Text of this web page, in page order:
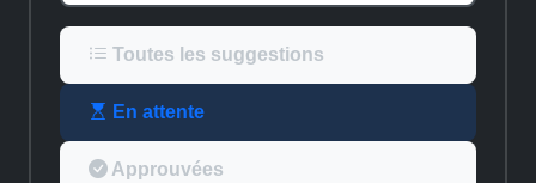
Toutes les suggestions
En attente
Approuvées